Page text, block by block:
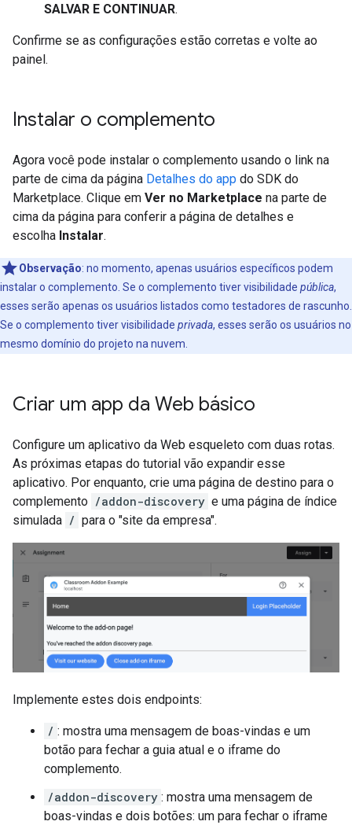
SALVAR E CONTINUAR.
Confirme se as configurações estão corretas e volte ao
painel.
Instalar o complemento
Agora você pode instalar o complemento usando o link na
parte de cima da página Detalhes do app do SDK do
Marketplace. Clique em Ver no Marketplace na parte de
cima da página para conferir a página de detalhes e
escolha Instalar.
Observação: no momento, apenas usuários específicos podem
instalar o complemento. Se o complemento tiver visibilidade pública,
esses serão apenas os usuários listados como testadores de rascunho.
Se o complemento tiver visibilidade privada, esses serão os usuários no
mesmo domínio do projeto na nuvem.
Criar um app da Web básico
Configure um aplicativo da Web esqueleto com duas rotas.
As próximas etapas do tutorial vão expandir esse
aplicativo. Por enquanto, crie uma página de destino para o
complemento /addon-discovery e uma página de índice
simulada / para o "site da empresa".
Implemente estes dois endpoints:
/ : mostra uma mensagem de boas-vindas e um
botão para fechar a guia atual e o iframe do
complemento.
/addon-discovery : mostra uma mensagem de
boas-vindas e dois botões: um para fechar o iframe